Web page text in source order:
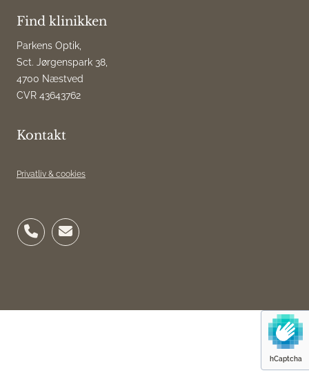
hCaptcha
Find klinikken
Parkens Optik,
Sct. Jørgenspark 38,
4700 Næstved
CVR 43643762
Kontakt
Privatliv & cookies